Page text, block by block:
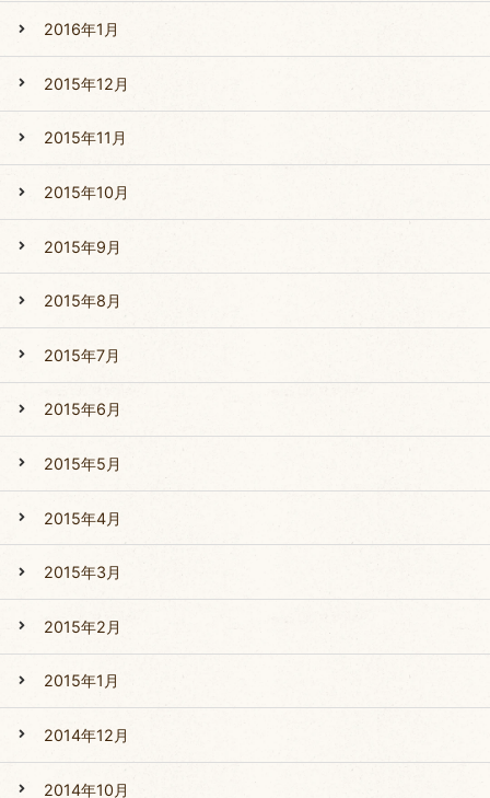
2016年1月
2015年12月
2015年11月
2015年10月
2015年9月
2015年8月
2015年7月
2015年6月
2015年5月
2015年4月
2015年3月
2015年2月
2015年1月
2014年12月
2014年10月